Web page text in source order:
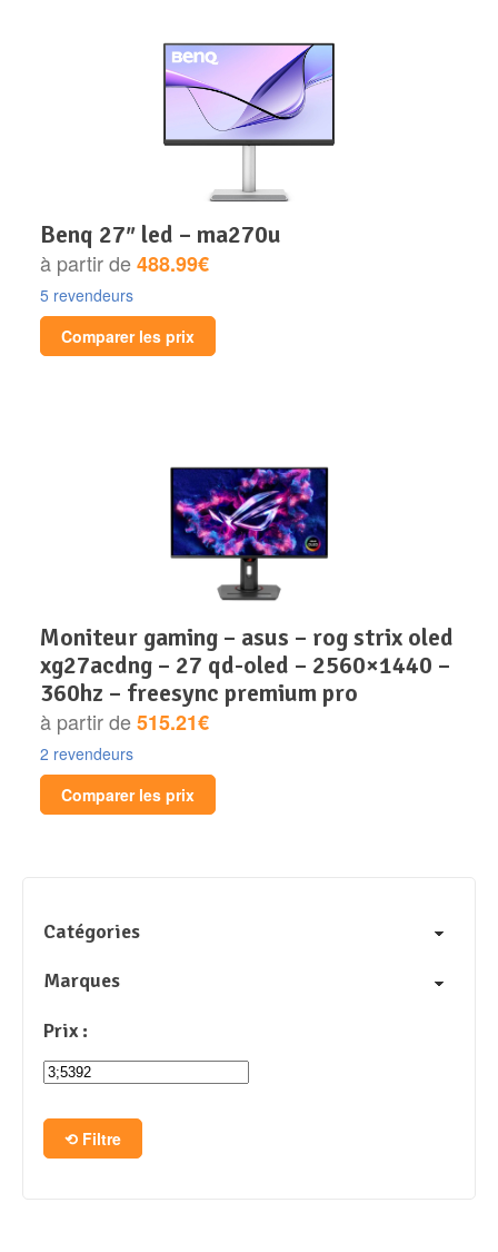
benq 27″ led – ma270u
à partir de488.99€
5 revendeurs
Comparer les prix
moniteur gaming – asus – rog strix oled
xg27acdng – 27 qd-oled – 2560×1440 –
360hz – freesync premium pro
à partir de515.21€
2 revendeurs
Comparer les prix
Catégories
Marques
Prix :
Filtre